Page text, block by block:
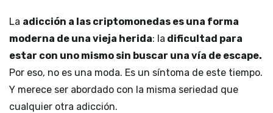
La adicción a las criptomonedas es una forma
moderna de una vieja herida: la dificultad para
estar con uno mismo sin buscar una vía de escape.
Por eso, no es una moda. Es un síntoma de este tiempo.
Y merece ser abordado con la misma seriedad que
cualquier otra adicción.